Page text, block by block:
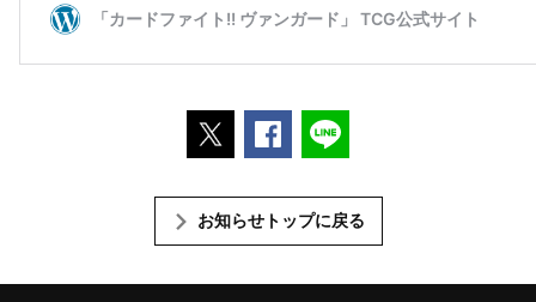
ポストするFacebookでシェアする
お知らせトップに戻る